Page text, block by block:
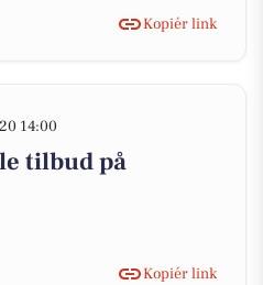
Kopiér link
14:00
tilbud på
Kopiér link